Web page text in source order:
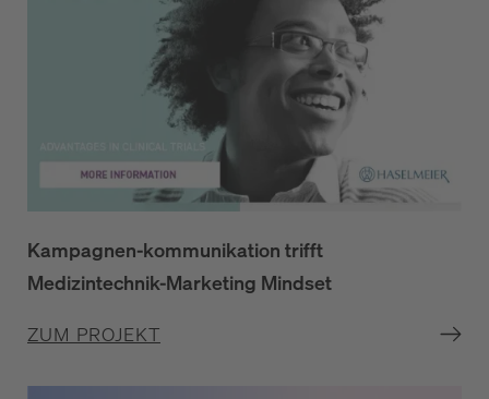
Kampagnen-kommunikation trifft
Medizintechnik-Marketing Mindset
ZUM PROJEKT